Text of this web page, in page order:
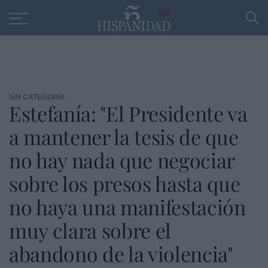
30
SIN CATEGORÍA
Estefanía: "El Presidente va
a mantener la tesis de que
no hay nada que negociar
sobre los presos hasta que
no haya una manifestación
muy clara sobre el
abandono de la violencia"